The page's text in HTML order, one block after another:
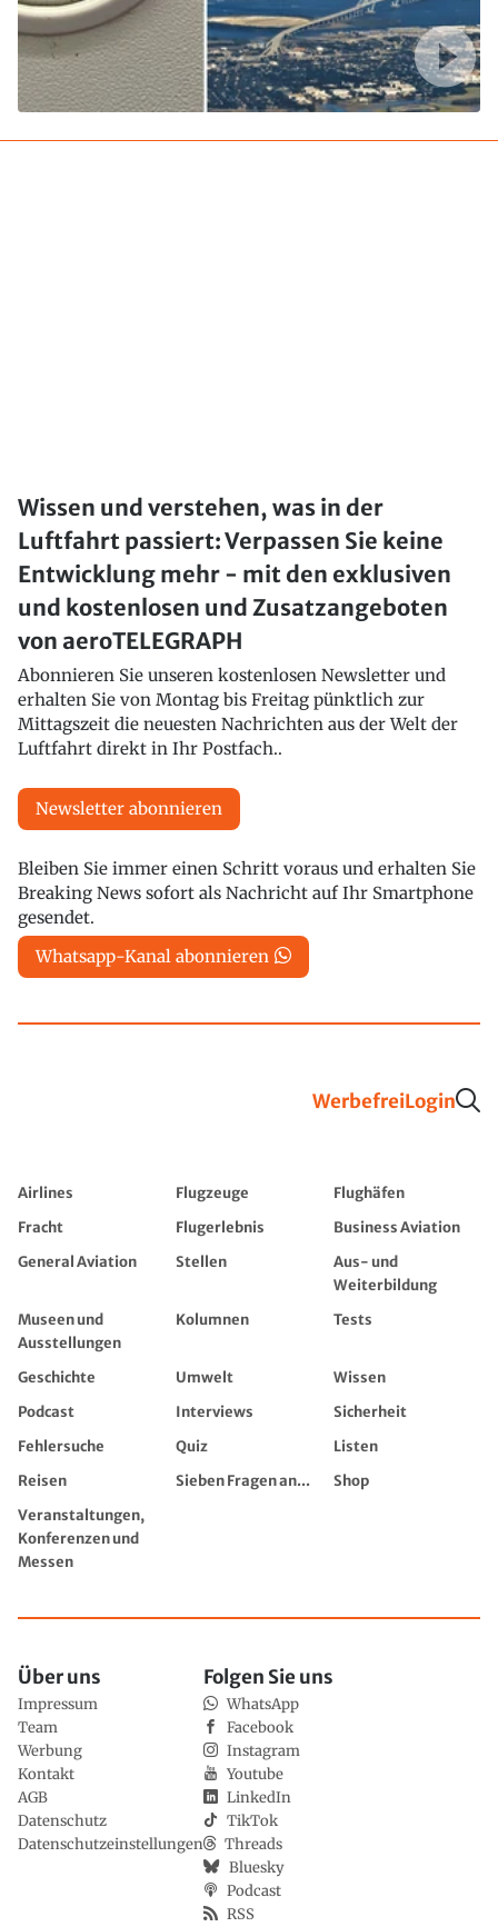
Wissen und verstehen, was in der
Luftfahrt passiert: Verpassen Sie keine
Entwicklung mehr - mit den exklusiven
und kostenlosen und Zusatzangeboten
von aeroTELEGRAPH
Abonnieren Sie unseren kostenlosen Newsletter und
erhalten Sie von Montag bis Freitag pünktlich zur
Mittagszeit die neuesten Nachrichten aus der Welt der
Luftfahrt direkt in Ihr Postfach..
Newsletter abonnieren
Bleiben Sie immer einen Schritt voraus und erhalten Sie
Breaking News sofort als Nachricht auf Ihr Smartphone
gesendet.
Whatsapp-Kanal abonnieren
WerbefreiLogin
Airlines Flugzeuge
Flughäfen
Fracht
Flugerlebnis
Business Aviation
General Aviation
Stellen
Aus- und
Weiterbildung
Museen und
Ausstellungen
Kolumnen Tests
Geschichte Umwelt
Wissen
Podcast
Interviews
Sicherheit
Fehlersuche
Quiz
Listen
Reisen
Sieben Fragen an...
Shop
Veranstaltungen,
Konferenzen und
Messen
Über uns
Impressum
Team
Werbung
Kontakt
AGB
Datenschutz
Datenschutzeinstellungen
Folgen Sie uns
WhatsApp
Facebook
Instagram
Youtube
LinkedIn
TikTok
Threads
Bluesky
Podcast
RSS